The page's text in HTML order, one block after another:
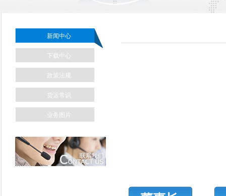
新闻中心
下载中心
政策法规
货运常识
业务图片